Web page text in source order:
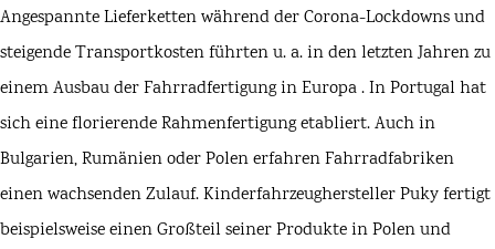
Angespannte Lieferketten während der Corona-Lockdowns und
steigende Transportkosten führten u. a. in den letzten Jahren zu
einem Ausbau der Fahrradfertigung in Europa . In Portugal hat
sich eine florierende Rahmenfertigung etabliert. Auch in
Bulgarien, Rumänien oder Polen erfahren Fahrradfabriken
einen wachsenden Zulauf. KinderfahrzeugherstellerPukyfertigt
beispielsweise einen Großteil seiner Produkte in Polen und